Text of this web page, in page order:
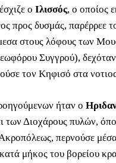
ο Ιλισσός, ο οποίος
προς δυσμάς, παρέρρεε
στους λόφους των
Συγγρού),
τον Κηφισό στα
ήταν ο
των Διοχάρους πυλών,
περνούσε
μήκος του βορείου